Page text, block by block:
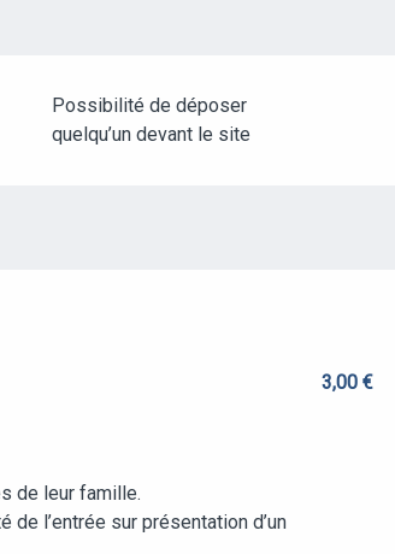
Possibilité de déposer
quelqu’un devant le site
3,00 €
de leur famille.
l’entrée sur présentation d’un